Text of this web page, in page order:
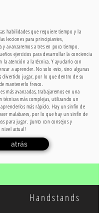
habilidades que requiere tiempo y la
lecciones para principiantes,
y avanzaremos a tres en poco tiempo.
ejercicios para desarrollar la conciencia
atención a la técnica. Y ayudarlo con
a aprender. No solo esto, sino algunas
divertido jugar, por lo que dentro de su
mantenerlo fresco.
más avanzadas, trabajaremos en una
más complejas, utilizando un
más rápido. Hay un sinfín de
malabares, por lo que hay un sinfín de
para jugar. ¡Junto con consejos y
nivel actual!
atrás
Handstands